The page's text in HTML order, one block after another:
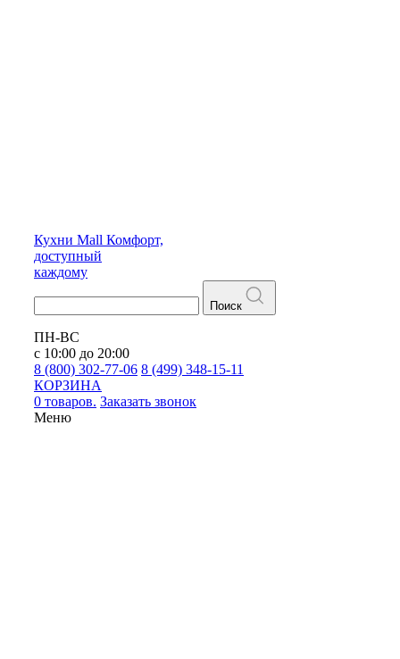
Кухни Mall Комфорт,
доступный
каждому
Поиск
ПН-ВС
с 10:00 до 20:00
8 (800) 302-77-06 8 (499) 348-15-11
КОРЗИНА
0 товаров. Заказать звонок
Меню